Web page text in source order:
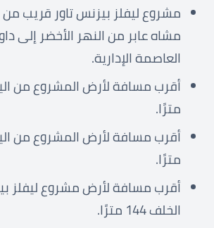
مشروع ليفلز بيزنس تاور قريب
مشاه عابر من النهر الأخضر إلى
العاصمة الإدارية.
مترًا.
مترًا.
أقرب مسافة لأرض مشروع ليفلز
الخلف 144 مترًا.